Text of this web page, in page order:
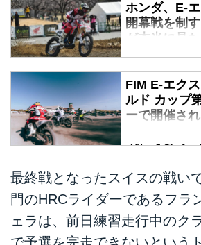
ホンダ、E-
開幕戦を制
が本当に見
◯◯での勝利
ね!? -
x
2月16〜17日
FIM E-エクス
カップの開幕
は、見事初陣
結果で飾りま
5月3〜4日の
定されていま
FIM E-エク
ルド カップ
ーで開催さ
るHRCの順
でしょう？ -
電動車による
FIM E-エクス
カップの2024
で開幕しまし
最終戦となったスイスの戦い
門のHRCライダーであるフラ
ェラは、前日練習走行中のク